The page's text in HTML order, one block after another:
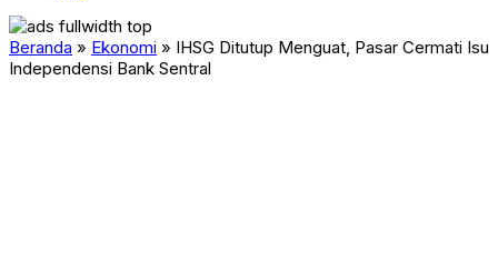
Beranda » Ekonomi » IHSG Ditutup Menguat, Pasar Cermati Isu
Independensi Bank Sentral